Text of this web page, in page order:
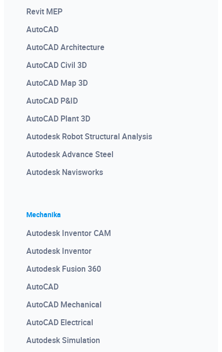
Revit MEP
AutoCAD
AutoCAD Architecture
AutoCAD Civil 3D
AutoCAD Map 3D
AutoCAD P&ID
AutoCAD Plant 3D
Autodesk Robot Structural Analysis
Autodesk Advance Steel
Autodesk Navisworks
Mechanika
Autodesk Inventor CAM
Autodesk Inventor
Autodesk Fusion 360
AutoCAD
AutoCAD Mechanical
AutoCAD Electrical
Autodesk Simulation